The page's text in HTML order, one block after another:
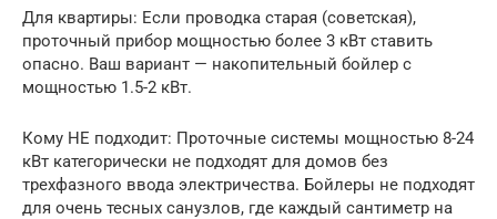
Для квартиры: Если проводка старая (советская),
проточный прибор мощностью более 3 кВт ставить
опасно. Ваш вариант — накопительный бойлер с
мощностью 1.5-2 кВт.
Кому НЕ подходит: Проточные системы мощностью 8-24
кВт категорически не подходят для домов без
трехфазного ввода электричества. Бойлеры не подходят
для очень тесных санузлов, где каждый сантиметр на